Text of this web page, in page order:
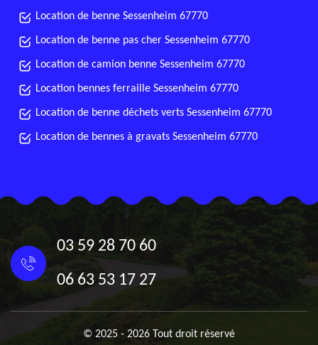
Location de benne Sessenheim 67770
Location de benne pas cher Sessenheim 67770
Location de camion benne Sessenheim 67770
Location bennes ferraille Sessenheim 67770
Location de benne déchets verts Sessenheim 67770
Location de bennes à gravats Sessenheim 67770
03 59 28 70 60
06 63 53 17 27
© 2025 - 2026 Tout droit réservé